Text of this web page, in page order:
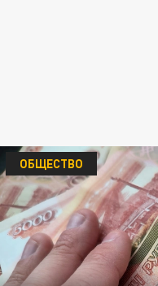
ОБЩЕСТВО